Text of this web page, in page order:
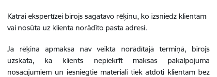
Katrai ekspertīzei birojs sagatavo rēķinu, ko izsniedz klientam
vai nosūta uz klienta norādīto pasta adresi.
Ja rēķina apmaksa nav veikta norādītajā termiņā, birojs
uzskata, ka klients nepiekrīt maksas pakalpojuma
nosacījumiem un iesniegtie materiāli tiek atdoti klientam bez